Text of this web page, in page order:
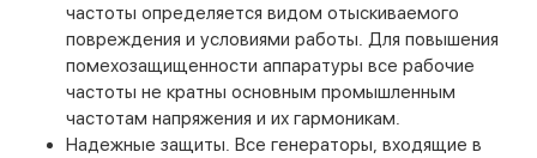
частоты определяется видом отыскиваемого
повреждения и условиями работы. Для повышения
помехозащищенности аппаратуры все рабочие
частоты не кратны основным промышленным
частотам напряжения и их гармоникам.
Надежные защиты. Все генераторы, входящие в